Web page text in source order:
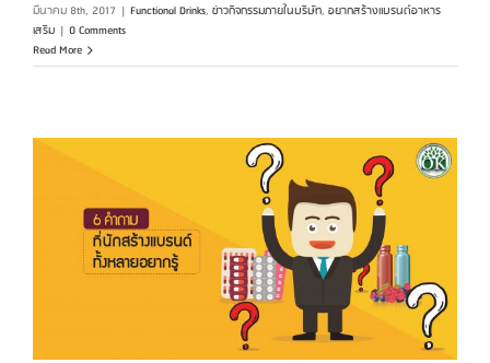
มีนาคม 8th, 2017 | Functional Drinks, ข่าวกิจกรรมภายในบริษัท, อยากสร้างแบรนด์อาหาร
เสริม | 0 Comments
Read More